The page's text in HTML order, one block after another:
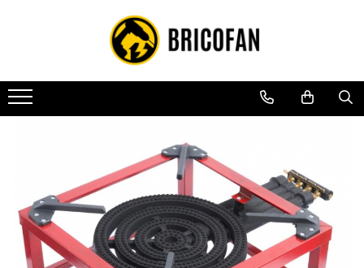
Toate Produsele
Vehicule electrice
Atv
Masini electrice
Motocross
Piese de schimb vehicule electrice
Scutere electrice